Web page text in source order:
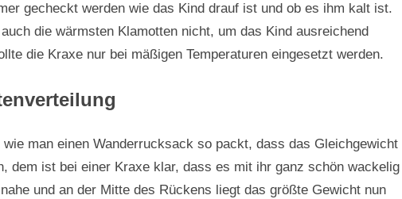
gecheckt werden wie das Kind drauf ist und ob es ihm kalt ist.
die wärmsten Klamotten nicht, um das Kind ausreichend
die Kraxe nur bei mäßigen Temperaturen eingesetzt werden.
man einen Wanderrucksack so packt, dass das Gleichgewicht
dem ist bei einer Kraxe klar, dass es mit ihr ganz schön wackelig
und an der Mitte des Rückens liegt das größte Gewicht nun